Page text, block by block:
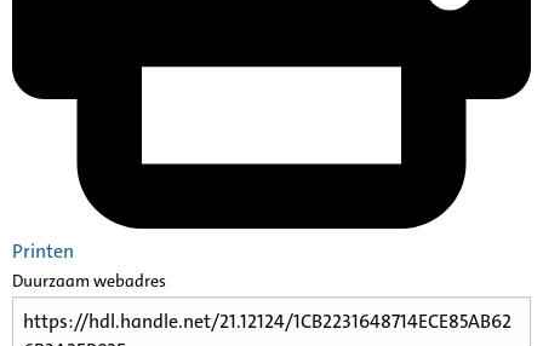
Printen
Duurzaam webadres